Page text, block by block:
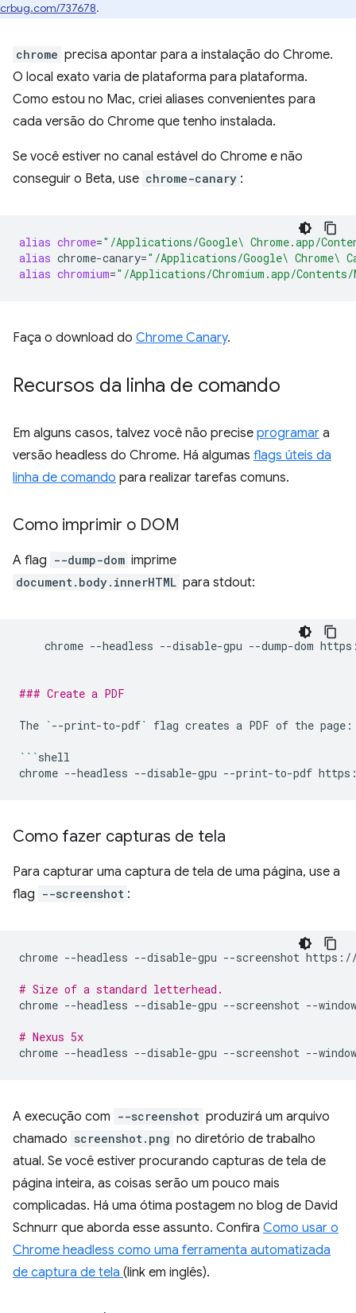
crbug.com/737678.
chrome precisa apontar para a instalação do Chrome.
O local exato varia de plataforma para plataforma.
Como estou no Mac, criei aliases convenientes para
cada versão do Chrome que tenho instalada.
Se você estiver no canal estável do Chrome e não
conseguir o Beta, use chrome-canary :
alias chrome="/Applications/Google\ Chrome.app/
alias chrome-canary="/Applications/Google\ Chrome\
alias chromium="/Applications/Chromium.app/Contents/
Faça o download do Chrome Canary.
Recursos da linha de comando
Em alguns casos, talvez você não precise programar a
versão headless do Chrome. Há algumas flags úteis da
linha de comando para realizar tarefas comuns.
Como imprimir o DOM
A flag --dump-dom imprime
document.body.innerHTML para stdout:
chrome --headless --disable-gpu --dump-dom
### Create a PDF
The `--print-to-pdf` flag creates a PDF of the page:
```shell
chrome --headless --disable-gpu --print-to-pdf
Como fazer capturas de tela
Para capturar uma captura de tela de uma página, use a
flag --screenshot :
chrome --headless --disable-gpu --screenshot https://
# Size of a standard letterhead.
chrome --headless --disable-gpu --screenshot --
# Nexus 5x
chrome --headless --disable-gpu --screenshot --
A execução com --screenshot produzirá um arquivo
chamado screenshot.png no diretório de trabalho
atual. Se você estiver procurando capturas de tela de
página inteira, as coisas serão um pouco mais
complicadas. Há uma ótima postagem no blog de David
Schnurr que aborda esse assunto. Confira Como usar o
Chrome headless como uma ferramenta automatizada
de captura de tela (link em inglês).